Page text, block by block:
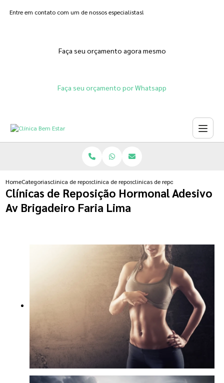
Entre em contato com um de nossos especialistas!
Faça seu orçamento agora mesmo
Faça seu orçamento por Whatsapp
HomeCategoriasclinica de reposicao hormonalclinica de reposicao hormonal progesterona
clinicas de reposicao hormonal
Clínicas de Reposição Hormonal Adesivo
Av Brigadeiro Faria Lima